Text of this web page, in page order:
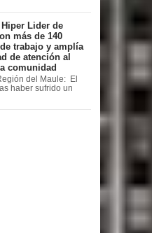
Hiper Lider de
más de 140
trabajo y amplía
de atención al
comunidad
del Maule: El
haber sufrido un